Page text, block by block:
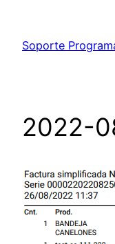
contenido
Soporte
2022-